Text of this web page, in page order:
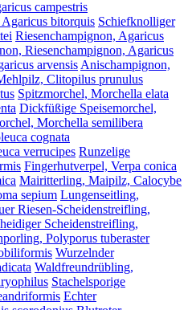
campestris
bitorquis Schiefknolliger
Riesenchampignon, Agaricus
Riesenchampignon, Agaricus
arvensisAnischampignon,
Clitopilus prunulus
Spitzmorchel, Morchella elata
Dickfüßige Speisemorchel,
Morchella semilibera
cognata
verrucipes Runzelige
Fingerhutverpel, Verpa conica
Mairitterling, Maipilz, Calocybe
sepium Lungenseitling,
Riesen-Scheidenstreifling,
Scheidenstreifling,
Polyporus tuberaster
Wurzelnder
Waldfreundrübling,
Stachelsporige
Echter